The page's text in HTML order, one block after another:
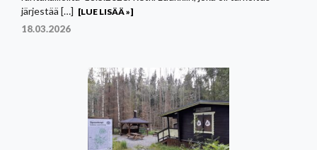
järjestää […] [LUE LISÄÄ »]
18.03.2026